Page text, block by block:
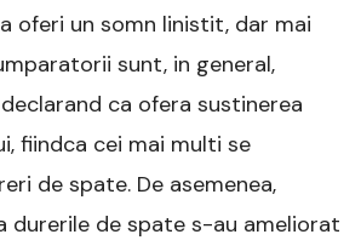
oferi un somn linistit, dar mai
sunt, in general,
ca ofera sustinerea
fiindca cei mai multi se
de spate. De asemenea,
durerile de spate s-au ameliorat